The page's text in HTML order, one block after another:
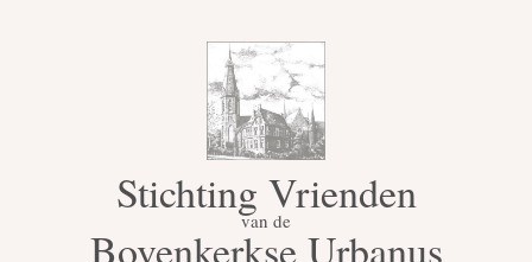
Stichting Vrienden
van de
Bovenkerkse Urbanus